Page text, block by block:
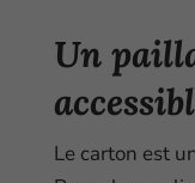
Un
Le carton est